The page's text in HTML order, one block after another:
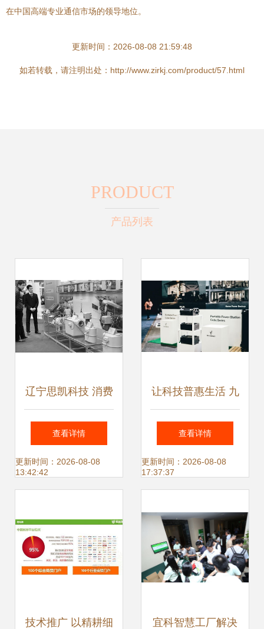
在中国高端专业通信市场的领导地位。
更新时间：2026-08-08 21:59:48
如若转载，请注明出处：http://www.zirkj.com/product/57.html
PRODUCT
产品列表
辽宁思凯科技 消费
终端系统产品覆盖
80余城，技术创新
态
查看详情
更新时间：2026-08-08
13:42:42
让科技普惠生活 九
号公司亮相CES
2024，全矩阵产品
查看详情
更新时间：2026-08-08
17:37:37
技术推广 以精耕细 宜科智慧工厂解决